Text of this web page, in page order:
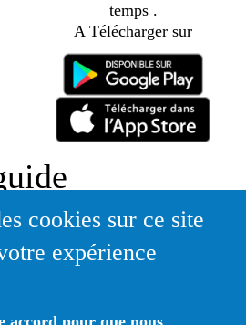
temps .
A Télécharger sur
de votre compte adhérent
cookies sur ce site
expérience
accord pour que nous